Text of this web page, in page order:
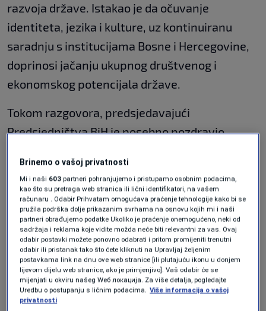
razvoja države. Istakao je da očuvanje
identiteta, jezika i kulture, uz kontinuiranu
saradnju s institucijama Bosne i Hercegovine,
doprinosi jačanju ukupnog društvenog i
ekonomskog potencijala države.
Tokom razgovora, predsjedavajući
Predsjedništva BiH je posebno pozdravio
Kanada, koji vodi dr. Emir Ramić. Rekao je da
ovaj Institut već godinama daje izuzetan
doprinos očuvanju istine o agresiji na Bosnu i
Hercegovinu i genocidu nad Bošnjacima,
naučnoistraživačkim radom, edukativnim
aktivnostima i saradnjom s brojnim
međunarodnim institucijama. Naglasio je da su
te aktivnosti značajne u borbi protiv negiranja
Brinemo o vašoj privatnosti
Mi i naši 603 partneri pohranjujemo i pristupamo osobnim podacima,
kao što su pretraga web stranica ili lični identifikatori, na vašem
računaru . Odabir Prihvatam omogućava praćenje tehnologije kako bi se
pružila podrška dolje prikazanim svrhama na osnovu kojih mi i naši
partneri obrađujemo podatke Ukoliko je praćenje onemogućeno, neki od
sadržaja i reklama koje vidite možda neće biti relevantni za vas. Ovaj
odabir postavki možete ponovno odabrati i pritom promijeniti trenutni
odabir ili pristanak tako što ćete kliknuti na Upravljaj željenim
postavkama link na dnu ove web stranice [ili plutajuću ikonu u donjem
lijevom dijelu web stranice, ako je primjenjivo]. Vaš odabir će se
mijenjati u okviru našeg Wеб локација. Za više detalja, pogledajte
Uredbu o postupanju s ličnim podacima. Više informacija o vašoj
privatnosti